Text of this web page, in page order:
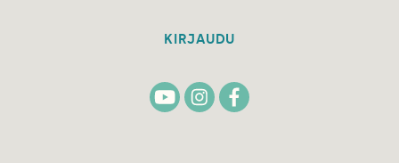
KIRJAUDU